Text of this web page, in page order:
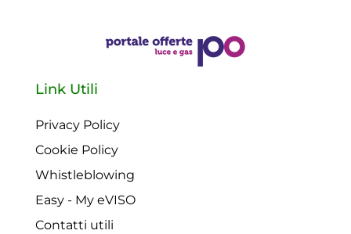
Link Utili
Privacy Policy
Cookie Policy
Whistleblowing
Easy - My eVISO
Contatti utili